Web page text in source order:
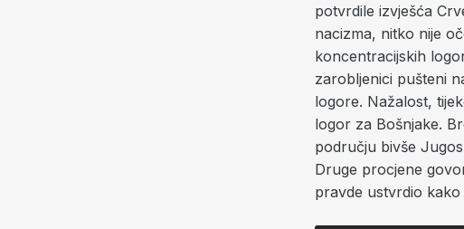
potvrdile izvješća
nacizma, nitko nije
koncentracijskih
zarobljenici pušteni
logore. Nažalost,
logor za Bošnjake.
području bivše
Druge procjene
pravde ustvrdio